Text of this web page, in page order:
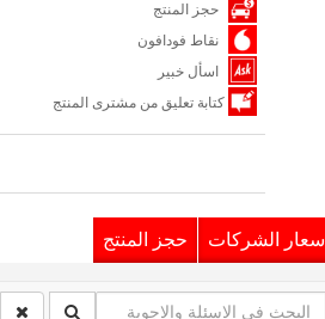
حجز المنتج
نقاط فودافون
اسأل خبير
كتابة تعليق من مشترى المنتج
اسعار الشركات حجز المنتج